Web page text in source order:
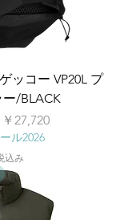
ッコー VP20L プ
/BLACK
セール価格
￥27,720
ル2026
込み